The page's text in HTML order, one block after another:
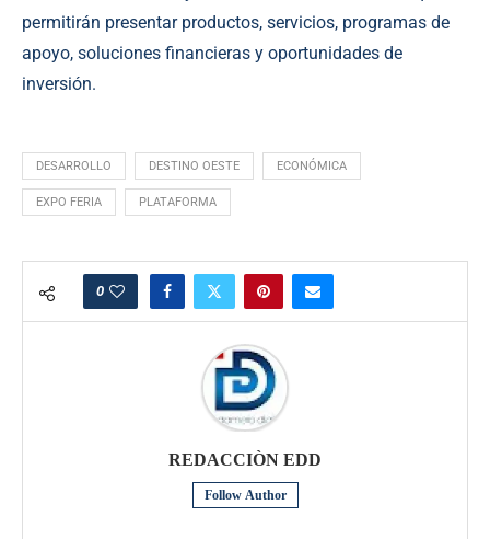
permitirán presentar productos, servicios, programas de
apoyo, soluciones financieras y oportunidades de
inversión.
DESARROLLO DESTINO OESTE ECONÓMICA
EXPO FERIA PLATAFORMA
0
REDACCIÒN EDD
Follow Author